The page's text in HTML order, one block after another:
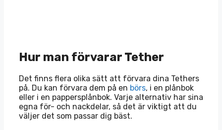
Hur man förvarar Tether
Det finns flera olika sätt att förvara dina Tethers
på. Du kan förvara dem på en börs, i en plånbok
eller i en pappersplånbok. Varje alternativ har sina
egna för- och nackdelar, så det är viktigt att du
väljer det som passar dig bäst.